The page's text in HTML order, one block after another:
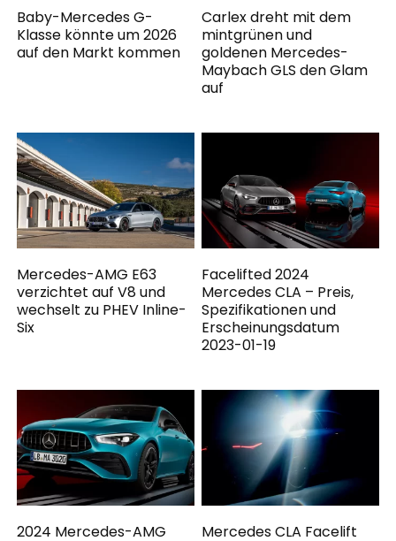
Baby-Mercedes G-
Klasse könnte um 2026
auf den Markt kommen
Carlex dreht mit dem
mintgrünen und
goldenen Mercedes-
Maybach GLS den Glam
auf
Mercedes-AMG E63
verzichtet auf V8 und
wechselt zu PHEV Inline-
Six
Facelifted 2024
Mercedes CLA – Preis,
Spezifikationen und
Erscheinungsdatum
2023-01-19
2024 Mercedes-AMG
Mercedes CLA Facelift